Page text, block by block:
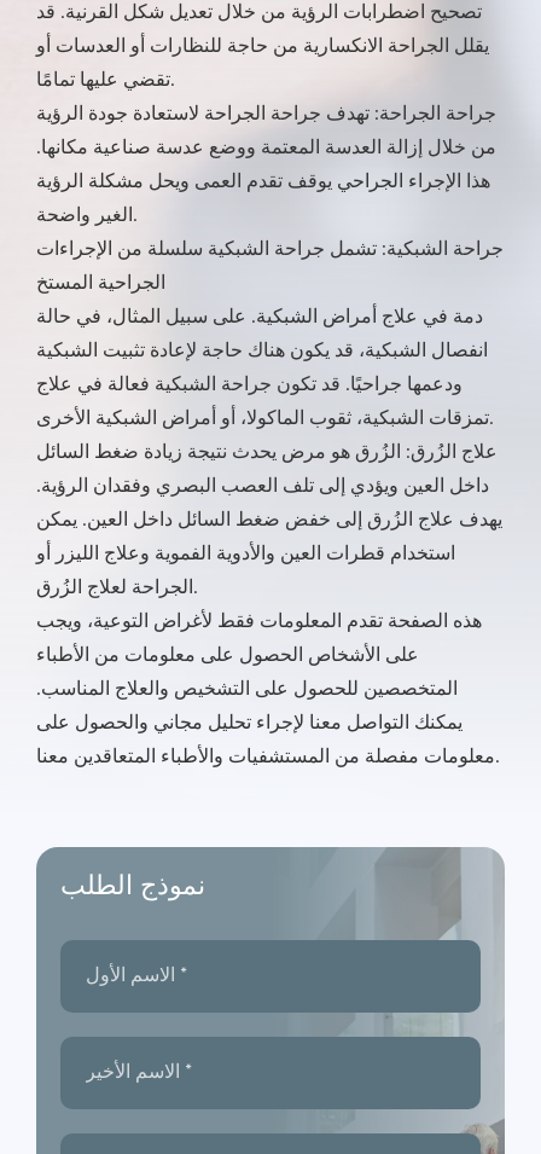
تصحيح اضطرابات الرؤية من خلال تعديل شكل القرنية. قد
يقلل الجراحة الانكسارية من حاجة للنظارات أو العدسات أو
تقضي عليها تمامًا.
جراحة الجراحة: تهدف جراحة الجراحة لاستعادة جودة الرؤية
من خلال إزالة العدسة المعتمة ووضع عدسة صناعية مكانها.
هذا الإجراء الجراحي يوقف تقدم العمى ويحل مشكلة الرؤية
الغير واضحة.
جراحة الشبكية: تشمل جراحة الشبكية سلسلة من الإجراءات
الجراحية المستخ
دمة في علاج أمراض الشبكية. على سبيل المثال، في حالة
انفصال الشبكية، قد يكون هناك حاجة لإعادة تثبيت الشبكية
ودعمها جراحيًا. قد تكون جراحة الشبكية فعالة في علاج
تمزقات الشبكية، ثقوب الماكولا، أو أمراض الشبكية الأخرى.
علاج الزُرق: الزُرق هو مرض يحدث نتيجة زيادة ضغط السائل
داخل العين ويؤدي إلى تلف العصب البصري وفقدان الرؤية.
يهدف علاج الزُرق إلى خفض ضغط السائل داخل العين. يمكن
استخدام قطرات العين والأدوية الفموية وعلاج الليزر أو
الجراحة لعلاج الزُرق.
هذه الصفحة تقدم المعلومات فقط لأغراض التوعية، ويجب
على الأشخاص الحصول على معلومات من الأطباء
المتخصصين للحصول على التشخيص والعلاج المناسب.
يمكنك التواصل معنا لإجراء تحليل مجاني والحصول على
معلومات مفصلة من المستشفيات والأطباء المتعاقدين معنا.
نموذج الطلب